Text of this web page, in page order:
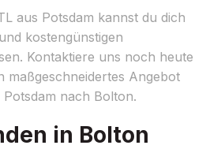
aus Potsdam kannst du dich
kostengünstigen
Kontaktiere uns noch heute
maßgeschneidertes Angebot
nach Bolton.
in Bolton